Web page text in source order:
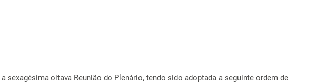
oitava Reunião do Plenário, tendo sido adoptada a seguinte ordem de